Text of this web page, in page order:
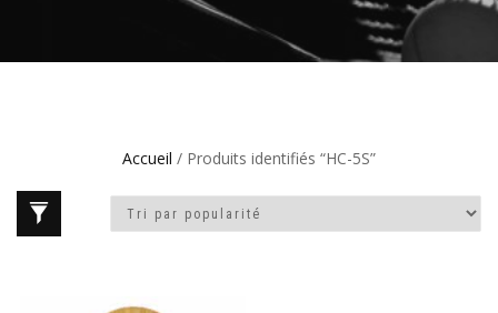
Accueil / Produits identifiés “HC-5S”